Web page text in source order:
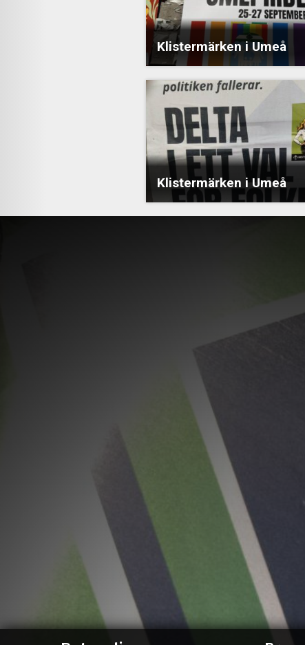
Klistermärken i Umeå
Klistermärken i Umeå